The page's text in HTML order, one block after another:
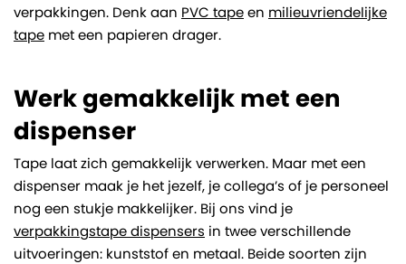
verpakkingen. Denk aan PVC tapeen milieuvriendelijke
tape met een papieren drager.
Werk gemakkelijk met een
dispenser
Tape laat zich gemakkelijk verwerken. Maar met een
dispenser maak je het jezelf, je collega’s of je personeel
nog een stukje makkelijker. Bij ons vind je
verpakkingstape dispensers in twee verschillende
uitvoeringen: kunststof en metaal. Beide soorten zijn